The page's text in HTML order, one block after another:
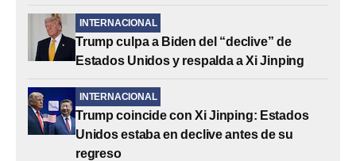
INTERNACIONAL
Trump culpa a Biden del “declive” de
Estados Unidos y respalda a Xi Jinping
INTERNACIONAL
Trump coincide con Xi Jinping: Estados
Unidos estaba en declive antes de su
regreso